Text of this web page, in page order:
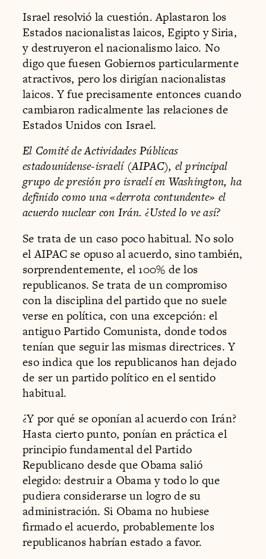
Israel resolvió la cuestión. Aplastaron los
Estados nacionalistas laicos, Egipto y Siria,
y destruyeron el nacionalismo laico. No
digo que fuesen Gobiernos particularmente
atractivos, pero los dirigían nacionalistas
laicos. Y fue precisamente entonces cuando
cambiaron radicalmente las relaciones de
Estados Unidos con Israel.
El Comité de Actividades Públicas
estadounidense­-israelí (AIPAC), el principal
grupo de presión pro israelí en Washington, ha
definido como una «derrota contundente» el
acuerdo nuclear con Irán. ¿Usted lo ve así?
Se trata de un caso poco habitual. No solo
el AIPAC se opuso al acuerdo, sino también,
sorprendentemente, el 100% de los
republicanos. Se trata de un compromiso
con la disciplina del partido que no suele
verse en política, con una excepción: el
antiguo Partido Comunista, donde todos
tenían que seguir las mismas directrices. Y
eso indica que los republicanos han dejado
de ser un partido político en el sentido
habitual.
¿Y por qué se oponían al acuerdo con Irán?
Hasta cierto punto, ponían en práctica el
principio fundamental del Partido
Republicano desde que Obama salió
elegido: destruir a Obama y todo lo que
pudiera considerarse un logro de su
administración. Si Obama no hubiese
firmado el acuerdo, probablemente los
republicanos habrían estado a favor.